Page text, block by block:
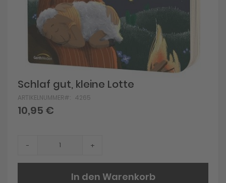
Skip
to
the
beginning
of
Schlaf gut, kleine Lotte
ARTIKELNUMMER 4265
10,95 €
- +
In den Warenkorb